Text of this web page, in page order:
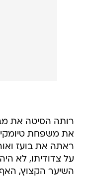
רותה הסיטה את
את משפחת
ראתה את בועז
על צדודיתו, לא
השיער הקצוץ,